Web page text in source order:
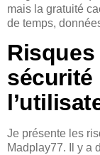
mais la gratuité
de temps,
sécurité
Je présente les
Madplay77. Il y a